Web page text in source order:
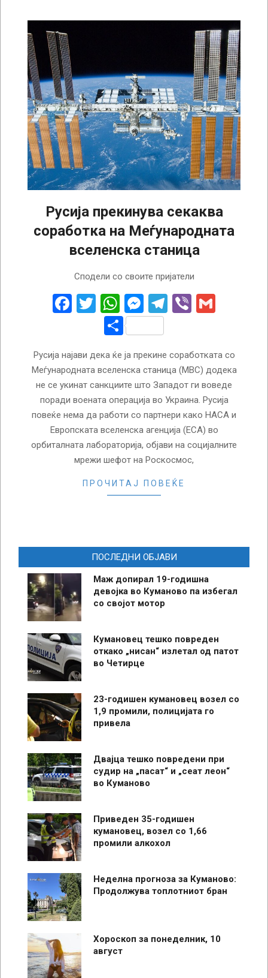
Русија прекинува секаква
соработка на Меѓународната
вселенска станица
Сподели со своите пријатели
Facebook
TwitterWhatsApp
Messenger
Telegram
Viber
Share
Русија најави дека ќе ја прекине соработката со
Меѓународната вселенска станица (МВС) додека
не се укинат санкциите што Западот ги воведе
поради воената операција во Украина. Русија
повеќе нема да работи со партнери како НАСА и
Европската вселенска агенција (ЕСА) во
орбиталната лабораторија, објави на социјалните
мрежи шефот на Роскосмос,
ПРОЧИТАЈ ПОВЕЌЕ
ПОСЛЕДНИ ОБЈАВИ
Маж допирал 19-годишна
девојка во Куманово па избегал
со својот мотор
Кумановец тешко повреден
откако „нисан“ излетал од патот
во Четирце
23-годишен кумановец возел со
1,9 промили, полицијата го
привела
Двајца тешко повредени при
судир на „пасат“ и „сеат леон“
во Куманово
Приведен 35-годишен
кумановец, возел со 1,66
промили алкохол
Неделна прогноза за Куманово:
Продолжува топлотниот бран
Хороскоп за понеделник, 10
август